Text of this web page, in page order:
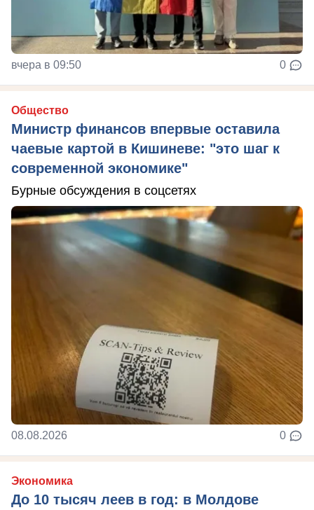
вчера в 09:50 0
Общество
Министр финансов впервые оставила
чаевые картой в Кишиневе: "это шаг к
современной экономике"
Бурные обсуждения в соцсетях
08.08.2026 0
Экономика
До 10 тысяч леев в год: в Молдове